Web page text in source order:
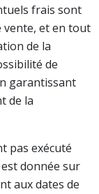
frais sont
vente, et en tout
de la
de
garantissant
de la
pas exécuté
donnée sur
aux dates de